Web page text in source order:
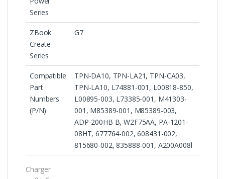
Series
ZBook
Create
Series
G7
Compatible
Part
Numbers
(P/N)
TPN-DA10, TPN-LA21, TPN-CA03,
TPN-LA10, L74881-001, L00818-850,
L00895-003, L73385-001, M41303-
001, M85389-001, M85389-003,
ADP-200HB B, W2F75AA, PA-1201-
08HT, 677764-002, 608431-002,
815680-002, 835888-001, A200A008l
Charger